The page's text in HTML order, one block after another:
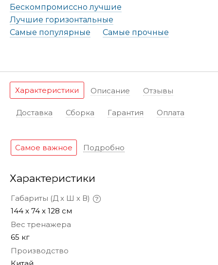
Бескомпромиссно лучшие
Лучшие горизонтальные
Самые популярные
Самые прочные
Характеристики Описание Отзывы
Доставка Сборка Гарантия Оплата
Самое важное Подробно
Характеристики
Габариты (Д х Ш х В)
144 х 74 х 128 см
Вес тренажера
65 кг
Производство